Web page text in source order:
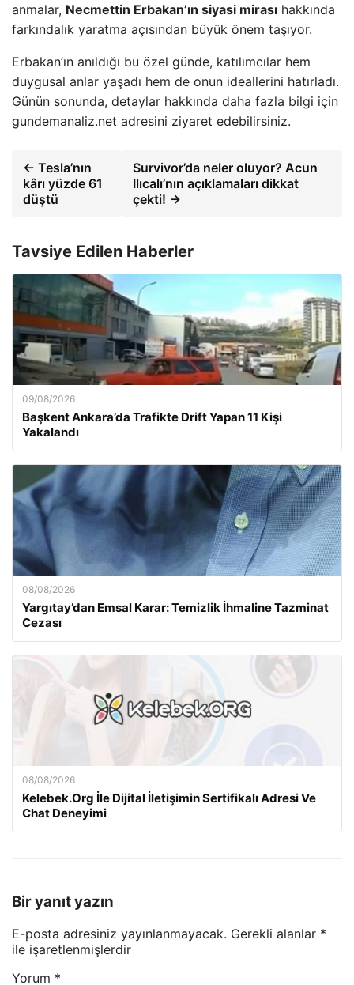
anmalar, Necmettin Erbakan’ın siyasi mirası hakkında
farkındalık yaratma açısından büyük önem taşıyor.
Erbakan’ın anıldığı bu özel günde, katılımcılar hem
duygusal anlar yaşadı hem de onun ideallerini hatırladı.
Günün sonunda, detaylar hakkında daha fazla bilgi için
gundemanaliz.net adresini ziyaret edebilirsiniz.
← Tesla’nın
kârı yüzde 61
düştü
Survivor’da neler oluyor? Acun
Ilıcalı’nın açıklamaları dikkat
çekti! →
Tavsiye Edilen Haberler
09/08/2026
Başkent Ankara’da Trafikte Drift Yapan 11 Kişi
Yakalandı
08/08/2026
Yargıtay’dan Emsal Karar: Temizlik İhmaline Tazminat
Cezası
08/08/2026
Kelebek.Org İle Dijital İletişimin Sertifikalı Adresi Ve
Chat Deneyimi
Bir yanıt yazın
E-posta adresiniz yayınlanmayacak. Gerekli alanlar *
ile işaretlenmişlerdir
Yorum *